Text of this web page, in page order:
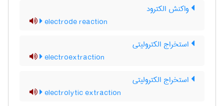
واکنش الکترود
electrode reaction
استخراج الکترولیتی
electroextraction
استخراج الکترولیتی
electrolytic extraction